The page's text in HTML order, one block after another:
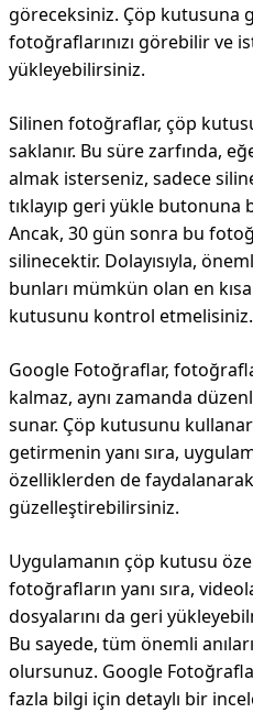
göreceksiniz. Çöp kutusuna
fotoğraflarınızı görebilir ve
yükleyebilirsiniz.
Silinen fotoğraflar, çöp
saklanır. Bu süre zarfında,
almak isterseniz, sadece
tıklayıp geri yükle butonuna
Ancak, 30 gün sonra bu
silinecektir. Dolayısıyla,
bunları mümkün olan en
kutusunu kontrol etmelisiniz.
Google Fotoğraflar,
kalmaz, aynı zamanda
sunar. Çöp kutusunu
getirmenin yanı sıra,
özelliklerden de
güzelleştirebilirsiniz.
Uygulamanın çöp kutusu
fotoğrafların yanı sıra,
dosyalarını da geri
Bu sayede, tüm önemli
olursunuz. Google
fazla bilgi için detaylı bir